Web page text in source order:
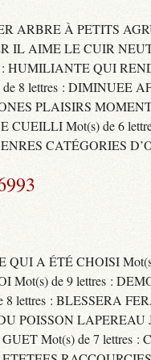
ARBRE À PETITS
IL AIME LE CUIR
: HUMILIANTE QUI
8 lettres : DIMINUEE
PLAISIRS
CUEILLI Mot(s) de 6
CATÉGORIES
QUI A ÉTÉ CHOISI
Mot(s) de 9 lettres :
lettres : BLESSERA
POISSON LAPEREAU
Mot(s) de 7 lettres :